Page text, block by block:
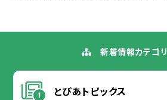
新着情報カテゴリ
とぴあトピックス